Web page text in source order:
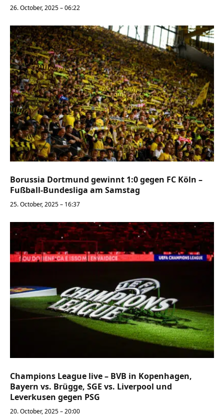
26. October, 2025 – 06:22
Borussia Dortmund gewinnt 1:0 gegen FC Köln –
Fußball-Bundesliga am Samstag
25. October, 2025 – 16:37
Champions League live – BVB in Kopenhagen,
Bayern vs. Brügge, SGE vs. Liverpool und
Leverkusen gegen PSG
20. October, 2025 – 20:00